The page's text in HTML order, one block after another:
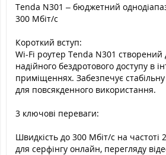
Tenda N301 – бюджетний
300 Мбіт/с
Короткий вступ:
Wi-Fi роутер Tenda N301 створений
надійного бездротового доступу в
приміщеннях. Забезпечує
для повсякденного використання.
3 ключові переваги:
Швидкість до 300 Мбіт/с на частоті
для серфінгу онлайн, перегляду